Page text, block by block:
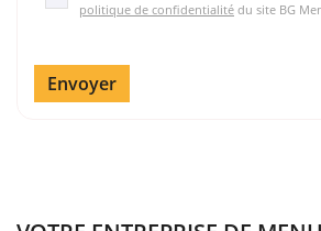
politique de confidentialité du site BG
Envoyer